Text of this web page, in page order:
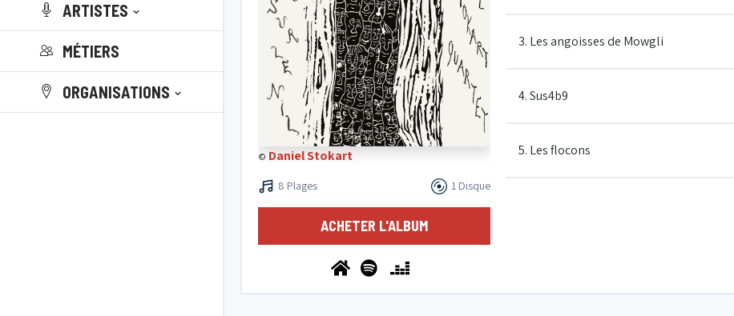
ARTISTES
MÉTIERS
ORGANISATIONS
© Daniel Stokart
8 Plages 1 Disque
ACHETER L'ALBUM
3. Les angoisses de Mowgli
4. Sus4b9
5. Les flocons